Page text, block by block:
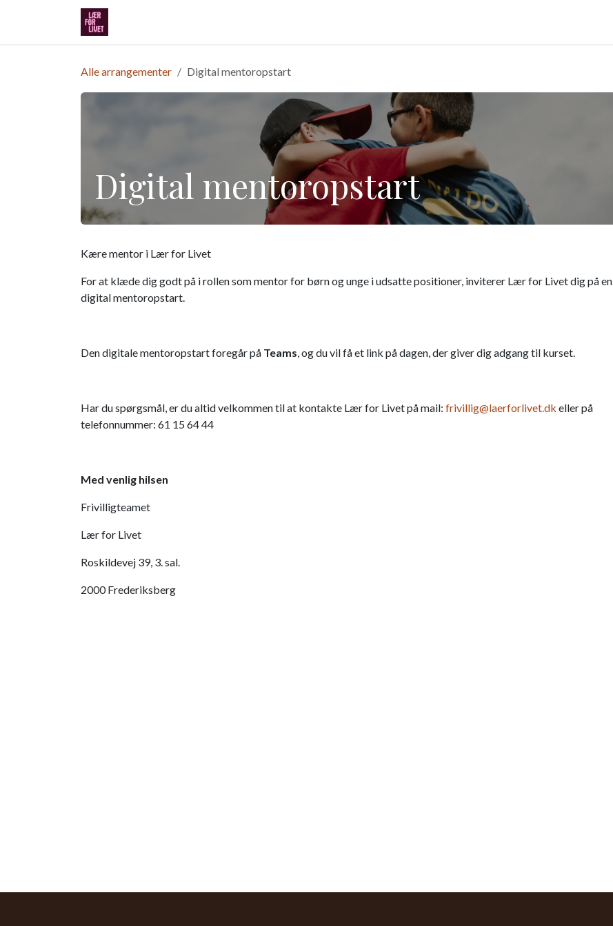
Alle arrangementer Digital mentoropstart
Digital mentoropstart
Kære mentor i Lær for Livet
For at klæde dig godt på i rollen som mentor for børn og unge i udsatte positioner, inviterer Lær for Livet dig på en
digital mentoropstart.
Den digitale mentoropstart foregår på Teams, og du vil få et link på dagen, der giver dig adgang til kurset.
Har du spørgsmål, er du altid velkommen til at kontakte Lær for Livet på mail: frivillig@laerforlivet.dk eller på
telefonnummer: 61 15 64 44
Med venlig hilsen
Frivilligteamet
Lær for Livet
Roskildevej 39, 3. sal.
2000 Frederiksberg